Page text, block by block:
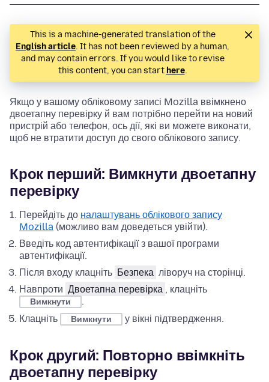
This is a machine-generated translation of the
English article. It has not been reviewed by a human,
and may contain errors. If you would like to revise
this content, you can start here.
Якщо у вашому обліковому записі Mozilla ввімкнено
двоетапну перевірку й вам потрібно перейти на новий
пристрій або телефон, ось дії, які ви можете виконати,
щоб не втратити доступ до свого облікового запису.
Крок перший: Вимкнути двоетапну
перевірку
Перейдіть до налаштувань облікового запису
Mozilla (можливо вам доведеться увійти).
Введіть код автентифікації з вашої програми
автентифікації.
Після входу клацніть Безпека ліворуч на сторінці.
Навпроти Двоетапна перевірка , клацніть
Вимкнути
.
Клацніть
Вимкнути у вікні підтвердження.
Крок другий: Повторно ввімкніть
двоетапну перевірку